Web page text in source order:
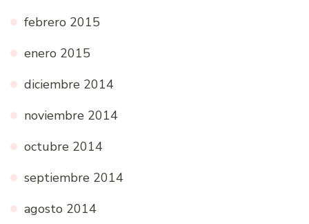
febrero 2015
enero 2015
diciembre 2014
noviembre 2014
octubre 2014
septiembre 2014
agosto 2014